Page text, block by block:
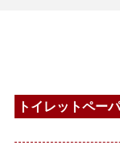
トイレットペー